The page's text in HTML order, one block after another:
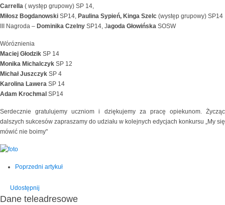
Carrella ( występ grupowy) SP 14,
Miłosz Bogdanowski SP14, Paulina Sypień, Kinga Szelc (występ grupowy) SP14
III Nagroda – Dominika Czelny SP14, Jagoda Głowińska SOSW
Wóróznienia
Maciej Głodzik SP 14
Monika Michalczyk SP 12
Michał Juszczyk SP 4
Karolina Lawera SP 14
Adam Krochmal SP14
Serdecznie gratulujemy uczniom i dziękujemy za pracę opiekunom. Życząc
dalszych sukcesów zapraszamy do udziału w kolejnych edycjach konkursu „My się
mówić nie boimy"
Poprzedni artykuł
Udostępnij
Dane teleadresowe